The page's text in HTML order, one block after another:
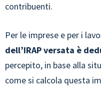
contribuenti.
Per le imprese e per i
dell’IRAP versata è
percepito, in base alla
come si calcola questa